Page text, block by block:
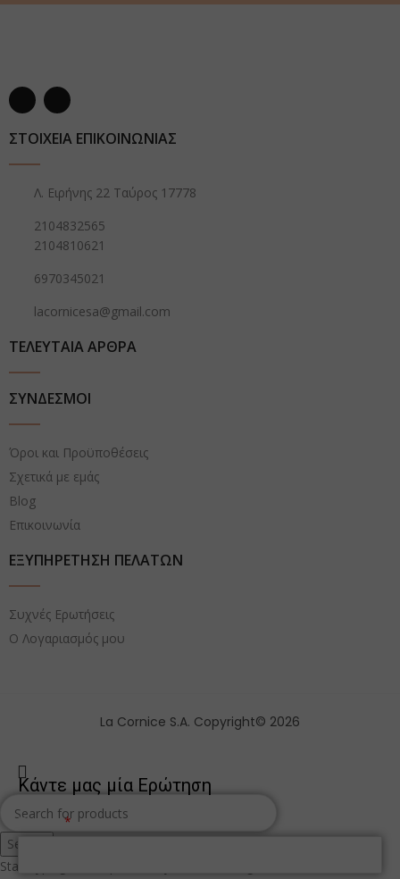
ΣΤΟΙΧΕΙΑ ΕΠΙΚΟΙΝΩΝΙΑΣ
Λ. Ειρήνης 22 Ταύρος 17778
2104832565
2104810621
6970345021
lacornicesa@gmail.com
ΤΕΛΕΥΤΑΙΑ ΑΡΘΡΑ
ΣΥΝΔΕΣΜΟΙ
Όροι και Προϋποθέσεις
Σχετικά με εμάς
Blog
Επικοινωνία
ΕΞΥΠΗΡΕΤΗΣΗ ΠΕΛΑΤΩΝ
Συχνές Ερωτήσεις
Ο Λογαριασμός μου
La Cornice S.A. Copyright© 2026
Search
Start typing to see products you are looking for.
Κάντε μας μία Ερώτηση
Όνομα